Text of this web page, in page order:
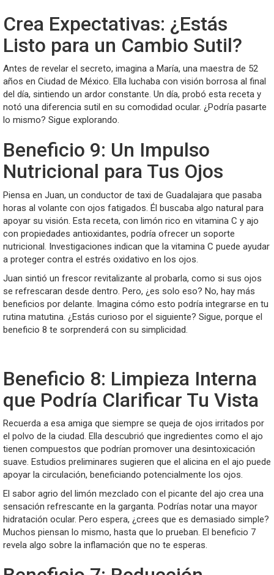
Crea Expectativas: ¿Estás
Listo para un Cambio Sutil?
Antes de revelar el secreto, imagina a María, una maestra de 52
años en Ciudad de México. Ella luchaba con visión borrosa al final
del día, sintiendo un ardor constante. Un día, probó esta receta y
notó una diferencia sutil en su comodidad ocular. ¿Podría pasarte
lo mismo? Sigue explorando.
Beneficio 9: Un Impulso
Nutricional para Tus Ojos
Piensa en Juan, un conductor de taxi de Guadalajara que pasaba
horas al volante con ojos fatigados. Él buscaba algo natural para
apoyar su visión. Esta receta, con limón rico en vitamina C y ajo
con propiedades antioxidantes, podría ofrecer un soporte
nutricional. Investigaciones indican que la vitamina C puede ayudar
a proteger contra el estrés oxidativo en los ojos.
Juan sintió un frescor revitalizante al probarla, como si sus ojos
se refrescaran desde dentro. Pero, ¿es solo eso? No, hay más
beneficios por delante. Imagina cómo esto podría integrarse en tu
rutina matutina. ¿Estás curioso por el siguiente? Sigue, porque el
beneficio 8 te sorprenderá con su simplicidad.
Beneficio 8: Limpieza Interna
que Podría Clarificar Tu Vista
Recuerda a esa amiga que siempre se queja de ojos irritados por
el polvo de la ciudad. Ella descubrió que ingredientes como el ajo
tienen compuestos que podrían promover una desintoxicación
suave. Estudios preliminares sugieren que el alicina en el ajo puede
apoyar la circulación, beneficiando potencialmente los ojos.
El sabor agrio del limón mezclado con el picante del ajo crea una
sensación refrescante en la garganta. Podrías notar una mayor
hidratación ocular. Pero espera, ¿crees que es demasiado simple?
Muchos piensan lo mismo, hasta que lo prueban. El beneficio 7
revela algo sobre la inflamación que no te esperas.